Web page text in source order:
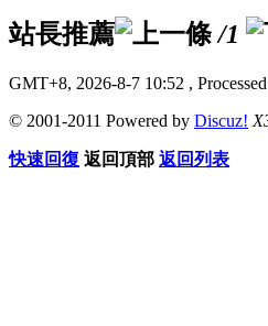
站長推薦 /1
GMT+8, 2026-8-7 10:52 ,
© 2001-2011 Powered by Discuz!
快速回復 返回頂部 返回列表